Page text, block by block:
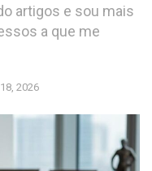
artigos e sou mais
a que me
2026